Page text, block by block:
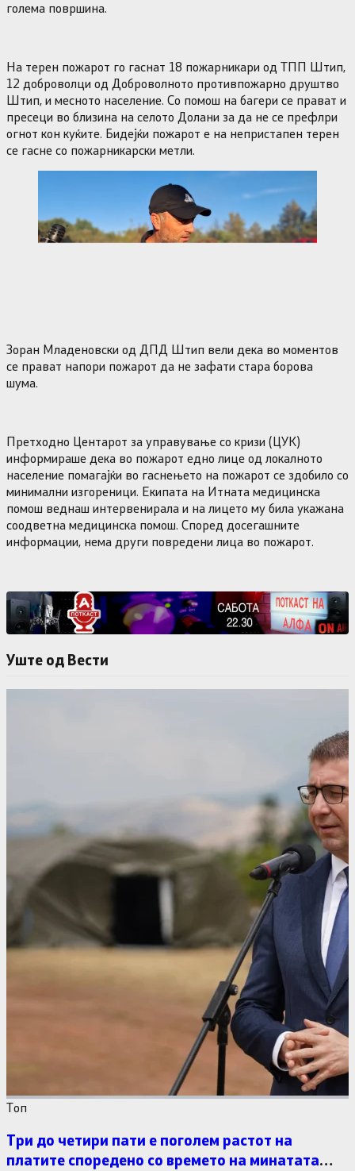
голема површина.
На терен пожарот го гаснат 18 пожарникари од ТПП Штип,
12 доброволци од Доброволното противпожарно друштво
Штип, и месното население. Со помош на багери се прават и
пресеци во близина на селото Долани за да не се префлри
огнот кон куќите. Бидејќи пожарот е на непристапен терен
се гасне со пожарникарски метли.
Зоран Младеновски од ДПД Штип вели дека во моментов
се прават напори пожарот да не зафати стара борова
шума.
Претходно Центарот за управување со кризи (ЦУК)
информираше дека во пожарот едно лице од локалното
население помагајќи во гаснењето на пожарот се здобило со
минимални изгореници. Екипата на Итната медицинска
помош веднаш интервенирала и на лицето му била укажана
соодветна медицинска помош. Според досегашните
информации, нема други повредени лица во пожарот.
Уште од Вести
Tоп
Три до четири пати е поголем растот на
платите споредено со времето на минатата